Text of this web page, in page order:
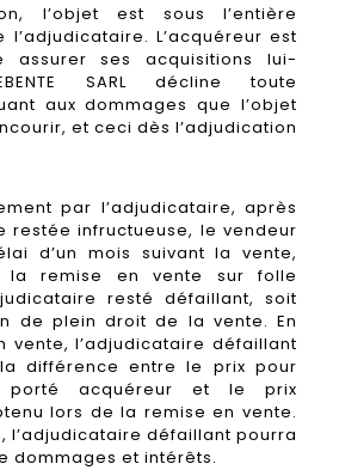
l’objet est sous l’entière
L’acquéreur est
assurer ses acquisitions lui-
SARL décline toute
aux dommages que l’objet
et ceci dès l’adjudication
par l’adjudicataire, après
restée infructueuse, le vendeur
d’un mois suivant la vente,
remise en vente sur folle
resté défaillant, soit
de plein droit de la vente. En
vente, l’adjudicataire défaillant
différence entre le prix pour
porté acquéreur et le prix
lors de la remise en vente.
l’adjudicataire défaillant pourra
dommages et intérêts.